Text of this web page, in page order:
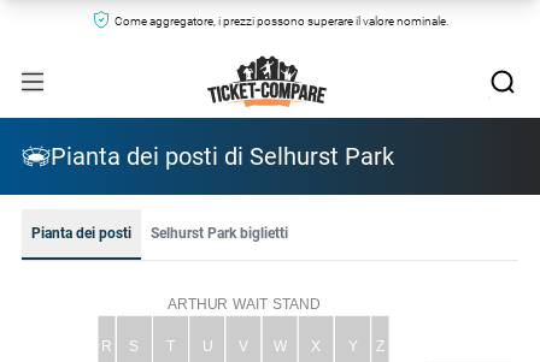
Come aggregatore, i prezzi possono superare il valore nominale.
Pianta dei posti di Selhurst Park
Pianta dei posti Selhurst Park biglietti
ARTHUR WAIT STAND
R S T U V W X Y Z